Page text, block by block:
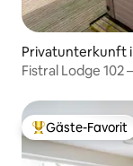
Privatunterkunft
Fistral Lodge 102
Beliebter Gäste-
Gäste-Favorit